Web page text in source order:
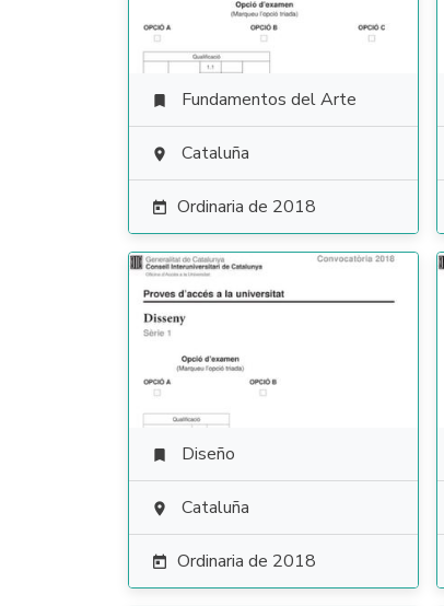
 Fundamentos del Arte
 Cataluña
 Ordinaria de 2018
 Diseño
 Cataluña
 Ordinaria de 2018